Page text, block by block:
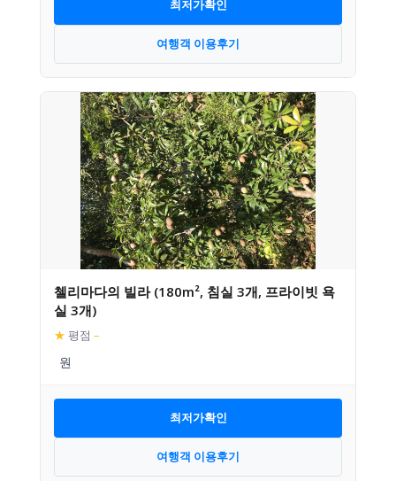
최저가확인
여행객 이용후기
첼리마다의 빌라 (180m², 침실 3개, 프라이빗 욕
실 3개)
★ 평점 –
최저가확인
여행객 이용후기